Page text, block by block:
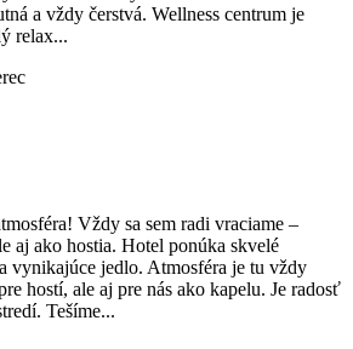
a vždy čerstvá. Wellness centrum je
relax...
Vždy sa sem radi vraciame –
aj ako hostia. Hotel ponúka skvelé
vynikajúce jedlo. Atmosféra je tu vždy
hostí, ale aj pre nás ako kapelu. Je radosť
Tešíme...